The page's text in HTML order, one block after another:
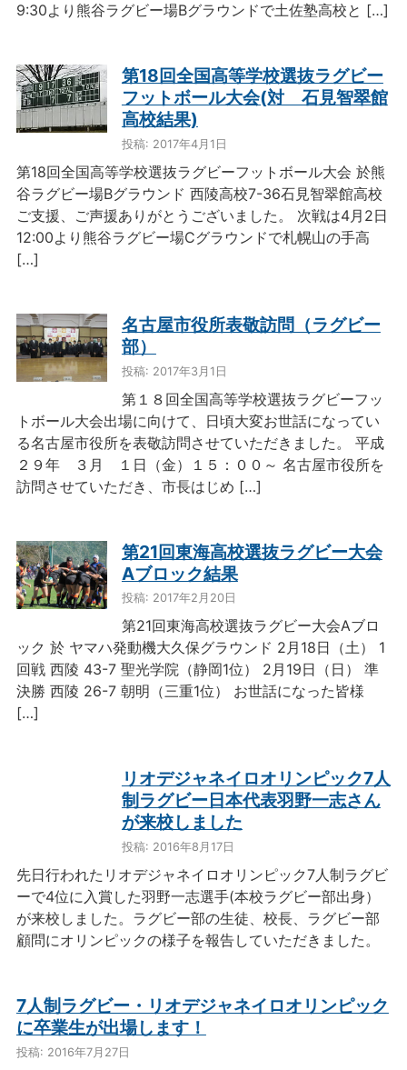
9:30より熊谷ラグビー場Bグラウンドで土佐塾高校と […]
第18回全国高等学校選抜ラグビー
フットボール大会(対 石見智翠館
高校結果)
投稿: 2017年4月1日
第18回全国高等学校選抜ラグビーフットボール大会 於熊
谷ラグビー場Bグラウンド 西陵高校7-36石見智翠館高校
ご支援、ご声援ありがとうございました。 次戦は4月2日
12:00より熊谷ラグビー場Cグラウンドで札幌山の手高
[…]
名古屋市役所表敬訪問（ラグビー
部）
投稿: 2017年3月1日
第１８回全国高等学校選抜ラグビーフッ
トボール大会出場に向けて、日頃大変お世話になってい
る名古屋市役所を表敬訪問させていただきました。 平成
２９年 ３月 １日（金）１５：００～ 名古屋市役所を
訪問させていただき、市長はじめ […]
第21回東海高校選抜ラグビー大会
Aブロック結果
投稿: 2017年2月20日
第21回東海高校選抜ラグビー大会Aブロ
ック 於 ヤマハ発動機大久保グラウンド 2月18日（土） 1
回戦 西陵 43-7 聖光学院（静岡1位） 2月19日（日） 準
決勝 西陵 26-7 朝明（三重1位） お世話になった皆様
[…]
リオデジャネイロオリンピック7人
制ラグビー日本代表羽野一志さん
が来校しました
投稿: 2016年8月17日
先日行われたリオデジャネイロオリンピック7人制ラグビ
ーで4位に入賞した羽野一志選手(本校ラグビー部出身）
が来校しました。ラグビー部の生徒、校長、ラグビー部
顧問にオリンピックの様子を報告していただきました。
7人制ラグビー・リオデジャネイロオリンピック
に卒業生が出場します！
投稿: 2016年7月27日